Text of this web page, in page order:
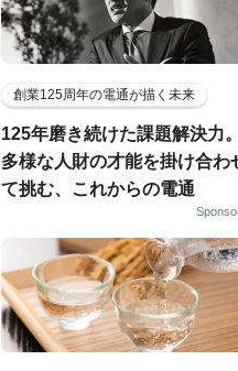
創業125周年の電通が描く未来
125年磨き続けた課題解決力。
多様な人財の才能を掛け合わ
て挑む、これからの電通